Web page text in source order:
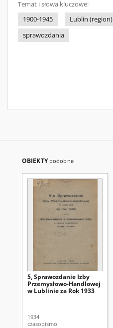
Temat i słowa kluczowe:
1900-1945
Lublin (region)
sprawozdania
OBIEKTY podobne
5, Sprawozdanie Izby
Przemysłowo-Handlowej
w Lublinie za Rok 1933
1934.
czasopismo